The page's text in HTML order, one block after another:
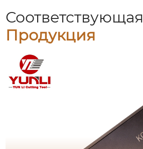
Соответствующая
Продукция